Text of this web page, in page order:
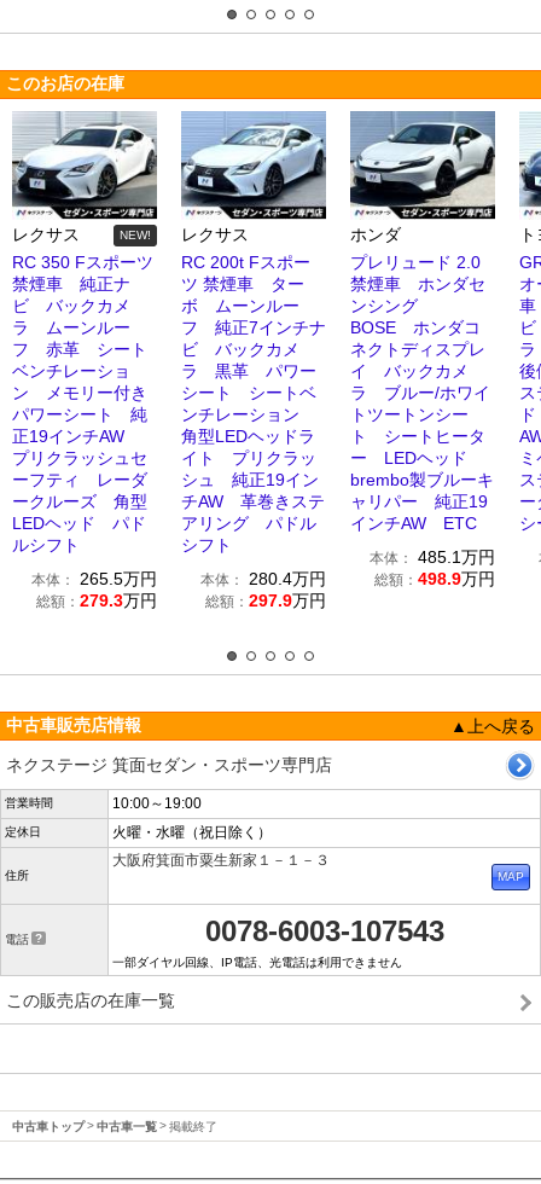
このお店の在庫
レクサス NEW!
RC 350 Fスポーツ
禁煙車 純正ナ
ビ バックカメ
ラ ムーンルー
フ 赤革 シート
ベンチレーショ
ン メモリー付き
パワーシート 純
正19インチAW
プリクラッシュセ
ーフティ レーダ
ークルーズ 角型
LEDヘッド パド
ルシフト
本体： 265.5万円
総額： 279.3万円
レクサス
RC 200t Fスポー
ツ 禁煙車 ター
ボ ムーンルー
フ 純正7インチナ
ビ バックカメ
ラ 黒革 パワー
シート シートベ
ンチレーション
角型LEDヘッドラ
イト プリクラッ
シュ 純正19イン
チAW 革巻きステ
アリング パドル
シフト
本体： 280.4万円
総額： 297.9万円
ホンダ
プレリュード 2.0
禁煙車 ホンダセ
ンシング
BOSE ホンダコ
ネクトディスプレ
イ バックカメ
ラ ブルー/ホワイ
トツートンシー
ト シートヒータ
ー LEDヘッド
brembo製ブルーキ
ャリパー 純正19
インチAW ETC
本体： 485.1万円
総額： 498.9万円
後
シ
中古車販売店情報
▲上へ戻る
ネクステージ 箕面セダン・スポーツ専門店
営業時間 10:00～19:00
定休日 火曜・水曜（祝日除く）
住所
大阪府箕面市粟生新家１－１－３
電話 0078-6003-107543
一部ダイヤル回線、IP電話、光電話は利用できません
この販売店の在庫一覧
中古車トップ 中古車一覧 掲載終了